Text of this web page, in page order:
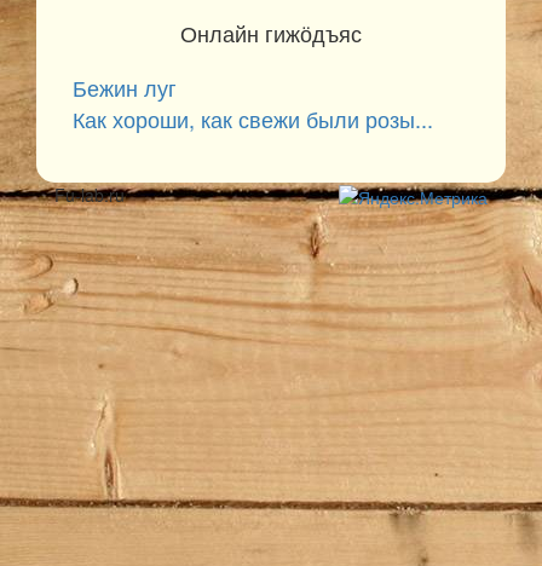
Онлайн гижӧдъяс
Бежин луг
Как хороши, как свежи были розы...
Fu-lab.ru